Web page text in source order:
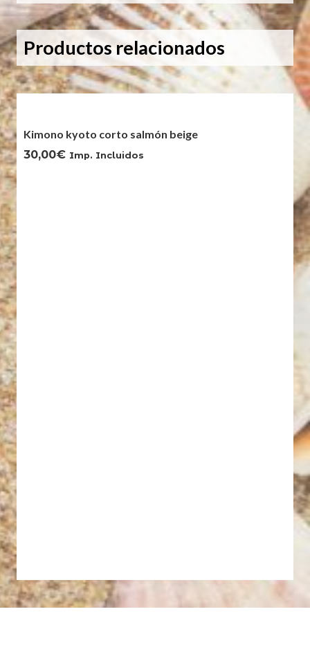
cantidad
Productos relacionados
Kimono kyoto corto salmón beige
30,00€ Imp. Incluidos